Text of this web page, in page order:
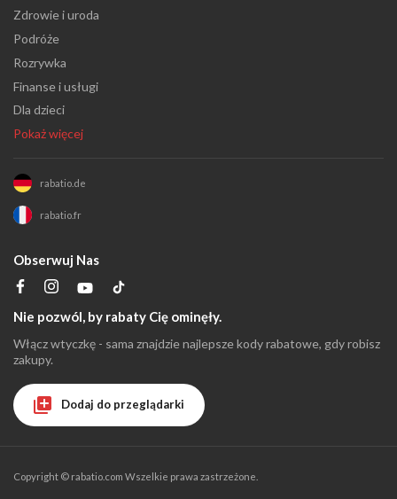
Zdrowie i uroda
Podróże
Rozrywka
Finanse i usługi
Dla dzieci
Pokaż więcej
rabatio.de
rabatio.fr
Obserwuj Nas
Nie pozwól, by rabaty Cię ominęły.
Włącz wtyczkę - sama znajdzie najlepsze kody rabatowe, gdy robisz
zakupy.
Dodaj do przeglądarki
Copyright © rabatio.com Wszelkie prawa zastrzeżone.